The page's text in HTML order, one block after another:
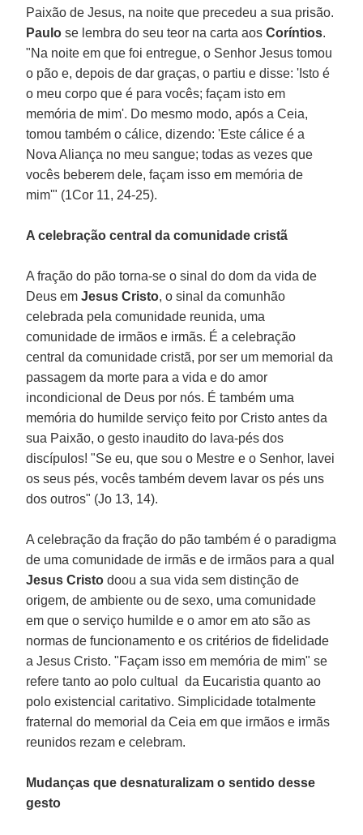
Paixão de Jesus, na noite que precedeu a sua prisão.
Paulose lembra do seu teor na carta aosCoríntios.
"Na noite em que foi entregue, o Senhor Jesus tomou
o pão e, depois de dar graças, o partiu e disse: 'Isto é
o meu corpo que é para vocês; façam isto em
memória de mim'. Do mesmo modo, após a Ceia,
tomou também o cálice, dizendo: 'Este cálice é a
Nova Aliança no meu sangue; todas as vezes que
vocês beberem dele, façam isso em memória de
mim'" (1Cor 11, 24-25).
A celebração central da comunidade cristã
A fração do pão torna-se o sinal do dom da vida de
Deus emJesus Cristo, o sinal da comunhão
celebrada pela comunidade reunida, uma
comunidade de irmãos e irmãs. É a celebração
central da comunidade cristã, por ser um memorial da
passagem da morte para a vida e do amor
incondicional de Deus por nós. É também uma
memória do humilde serviço feito por Cristo antes da
sua Paixão, o gesto inaudito do lava-pés dos
discípulos! "Se eu, que sou o Mestre e o Senhor, lavei
os seus pés, vocês também devem lavar os pés uns
dos outros" (Jo 13, 14).
A celebração da fração do pão também é o paradigma
de uma comunidade de irmãs e de irmãos para a qual
Jesus Cristodoou a sua vida sem distinção de
origem, de ambiente ou de sexo, uma comunidade
em que o serviço humilde e o amor em ato são as
normas de funcionamento e os critérios de fidelidade
a Jesus Cristo. "Façam isso em memória de mim" se
refere tanto ao polo cultual da Eucaristia quanto ao
polo existencial caritativo. Simplicidade totalmente
fraternal do memorial da Ceia em que irmãos e irmãs
reunidos rezam e celebram.
Mudanças que desnaturalizam o sentido desse
gesto